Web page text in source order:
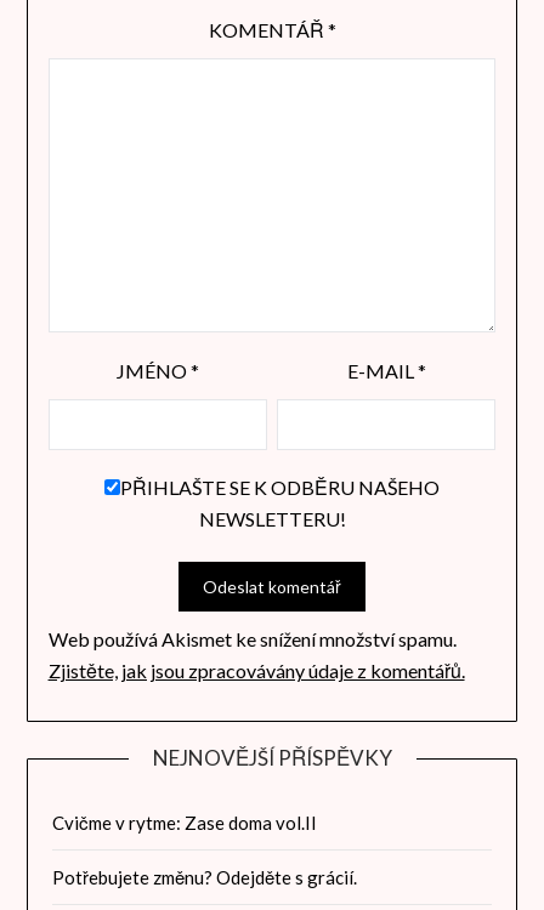
KOMENTÁŘ *
JMÉNO* E-MAIL *
PŘIHLAŠTE SE K ODBĚRU NAŠEHO
NEWSLETTERU!
Web používá Akismet ke snížení množství spamu.
Zjistěte, jak jsou zpracovávány údaje z komentářů.
NEJNOVĚJŠÍ PŘÍSPĚVKY
Cvičme v rytme: Zase doma vol.II
Potřebujete změnu? Odejděte s grácií.